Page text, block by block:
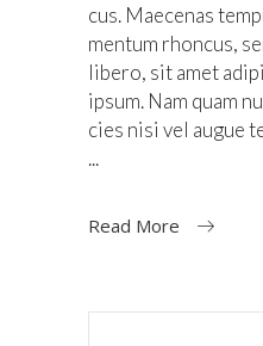
cus. Maecenas
mentum rhoncus,
libero, sit amet
ipsum. Nam quam
cies nisi vel augue
Read More